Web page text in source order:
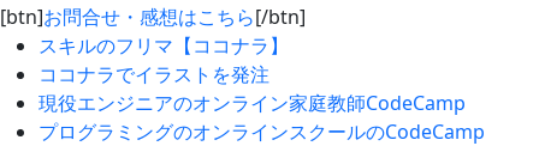
[btn]お問合せ・感想はこちら[/btn]
スキルのフリマ【ココナラ】
ココナラでイラストを発注
現役エンジニアのオンライン家庭教師CodeCamp
プログラミングのオンラインスクールのCodeCamp